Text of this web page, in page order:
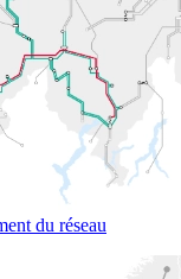
du réseau